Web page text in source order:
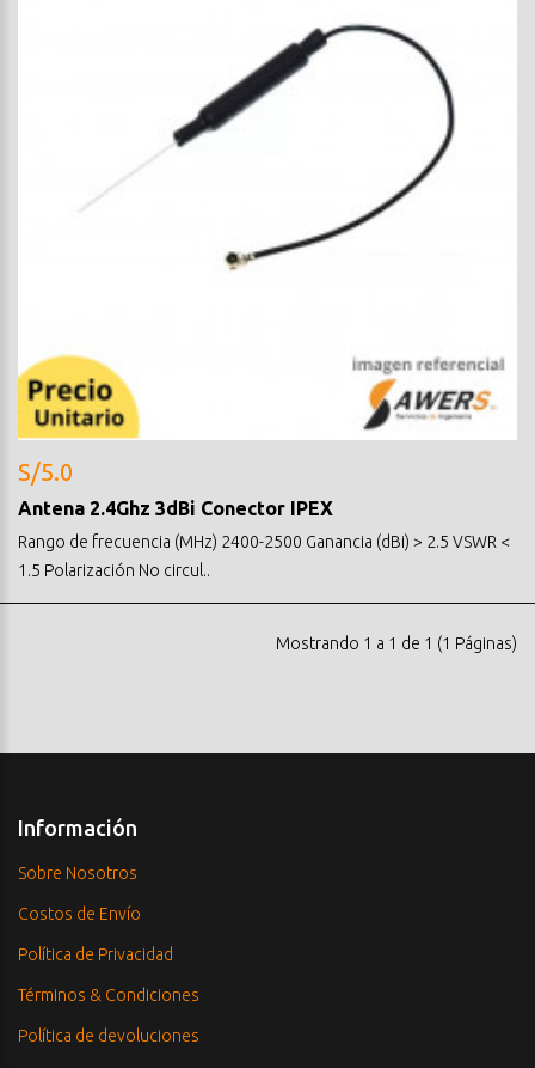
S/5.0
Antena 2.4Ghz 3dBi Conector IPEX
Rango de frecuencia (MHz) 2400-2500 Ganancia (dBi) > 2.5 VSWR <
1.5 Polarización No circul..
Mostrando 1 a 1 de 1 (1 Páginas)
Información
Sobre Nosotros
Costos de Envío
Política de Privacidad
Términos & Condiciones
Política de devoluciones